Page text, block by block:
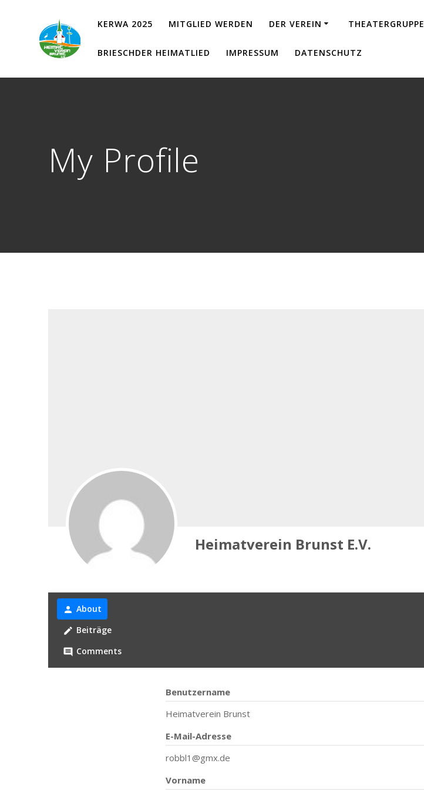
KERWA 2025 MITGLIED WERDEN DER VEREIN THEATERGRUPPE
BRIESCHDER HEIMATLIED IMPRESSUM DATENSCHUTZ
My Profile
Heimatverein Brunst E.V.
person About
create Beiträge
comment Comments
Benutzername
Heimatverein Brunst
E-Mail-Adresse
robbl1@gmx.de
Vorname